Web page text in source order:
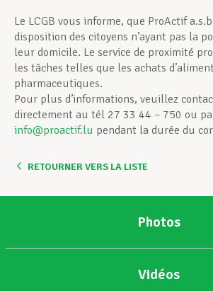
Le LCGB vous informe, que ProActif
disposition des citoyens n’ayant pas la
leur domicile. Le service de proximité
les tâches telles que les achats
pharmaceutiques.
Pour plus d’informations, veuillez
directement au tél 27 33 44 – 750 ou
info@proactif.lu pendant la durée du
RETOURNER VERS LA LISTE
Photos
Vidéos